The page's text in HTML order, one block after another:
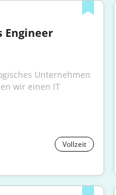
Engineer
Unternehmen
wir einen IT
Vollzeit